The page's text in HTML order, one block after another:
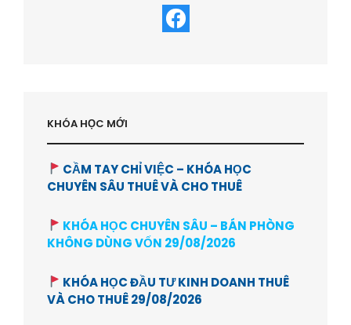
KHÓA HỌC MỚI
CẦM TAY CHỈ VIỆC – KHÓA HỌC
CHUYÊN SÂU THUÊ VÀ CHO THUÊ
KHÓA HỌC CHUYÊN SÂU – BÁN PHÒNG
KHÔNG DÙNG VỐN 29/08/2026
KHÓA HỌC ĐẦU TƯ KINH DOANH THUÊ
VÀ CHO THUÊ 29/08/2026